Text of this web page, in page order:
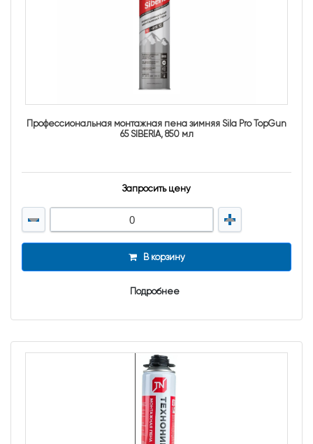
Профессиональная монтажная пена зимняя Sila Pro TopGun
65 SIBERIA, 850 мл
Запросить цену
В корзину
Подробнее